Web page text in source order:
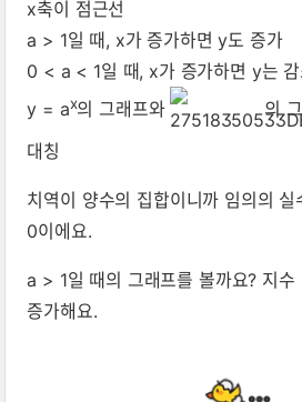
x축이 점근선
a > 1일 때, x가 증가하면 y도 증가
0 < a < 1일 때, x가 증가하면 y는 감
y = ax의 그래프와
의
대칭
치역이 양수의 집합이니까 임의의
0이에요.
a > 1일 때의 그래프를 볼까요? 지
증가해요.